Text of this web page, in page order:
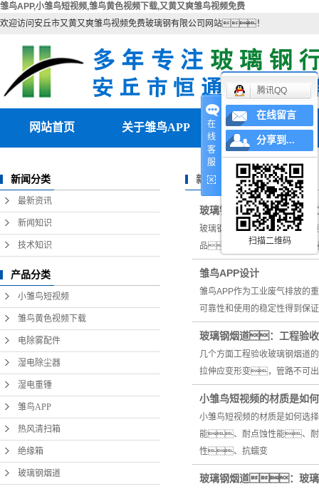
雏鸟APP,小雏鸟短视频,雏鸟黄色视频下载,又黄又爽雏鸟视频免费
欢迎访问安丘市又黄又爽雏鸟视频免费玻璃钢有限公司网站！
网站首页 关于雏鸟APP
联系雏鸟APP
营业执照
产品中心
小雏鸟短视频
雏鸟黄色视频下载
电除雾配件
湿电除尘器
湿电重锤
雏鸟APP
热风清扫箱
绝缘箱
玻璃钢烟道
大型雏鸟APP
新闻分类
最新资讯
新闻知识
技术知识
产品分类
小雏鸟短视频
雏鸟黄色视频下载
电除雾配件
湿电除尘器
湿电重锤
雏鸟APP
热风清扫箱
绝缘箱
玻璃钢烟道
新闻资讯
玻璃钢烟道维护需要的注
玻璃钢烟道维护需要的注意事
品，也称排风道
雏鸟APP设计
雏鸟APP作为工业废气排放
可靠性和使用的稳定性得到保
玻璃钢烟道：工程验收
几个方面工程验收玻璃钢
拉伸应变形变，管路不
小雏鸟短视频的材质是如
小雏鸟短视频的材质是如何
能、耐点蚀性能、耐
性、抗蠕变
玻璃钢烟道：玻璃
在
线
客
服
腾讯QQ
在线留言
分享到...
扫描二维码